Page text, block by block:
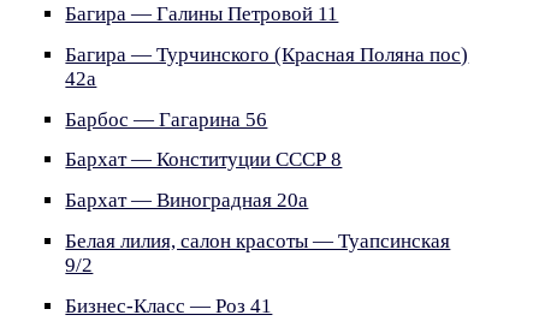
Багира — Галины Петровой 11
Багира — Турчинского (Красная Поляна пос)
42а
Барбос — Гагарина 56
Бархат — Конституции СССР 8
Бархат — Виноградная 20а
Белая лилия, салон красоты — Туапсинская
9/2
Бизнес-Класс — Роз 41